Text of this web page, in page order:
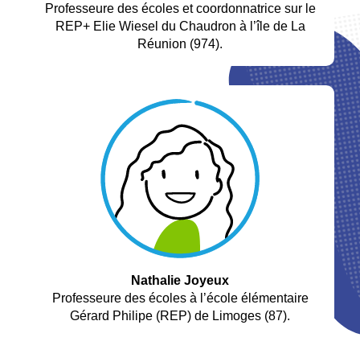
Professeure des écoles et coordonnatrice sur le
REP+ Elie Wiesel du Chaudron à l’île de La
Réunion (974).
Nathalie Joyeux
Professeure des écoles à l’école élémentaire
Gérard Philipe (REP) de Limoges (87).